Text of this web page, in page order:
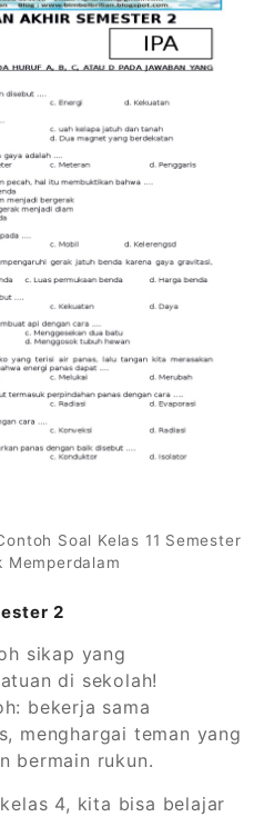
Soal Kelas 11 Semester
Memperdalam
2
sikap yang
di sekolah!
bekerja sama
menghargai teman yang
bermain rukun.
4, kita bisa belajar